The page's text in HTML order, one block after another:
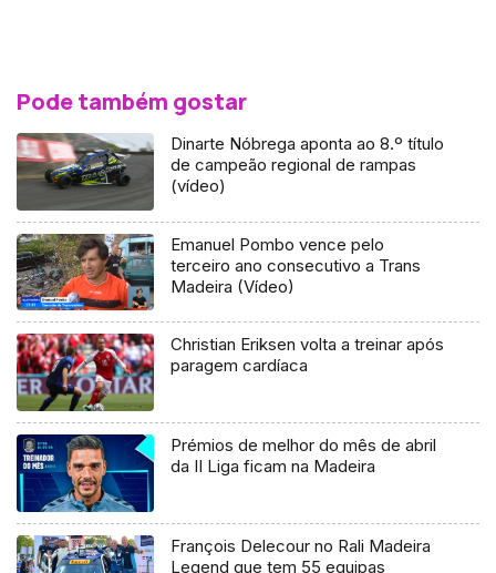
Pode também gostar
Dinarte Nóbrega aponta ao 8.º título
de campeão regional de rampas
(vídeo)
Emanuel Pombo vence pelo
terceiro ano consecutivo a Trans
Madeira (Vídeo)
Christian Eriksen volta a treinar após
paragem cardíaca
Prémios de melhor do mês de abril
da II Liga ficam na Madeira
François Delecour no Rali Madeira
Legend que tem 55 equipas